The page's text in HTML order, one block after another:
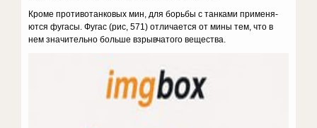
Кроме противотанковых мин, для борьбы с танками применя­
ются фугасы. Фугас (рис, 571) от­личается от мины тем, что в
нем значительно больше взрывчатого вещества.